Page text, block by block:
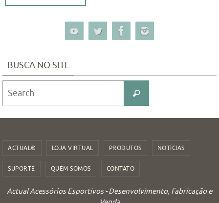
BUSCA NO SITE
Search
ACTUAL® LOJA VIRTUAL PRODUTOS NOTÍCIAS
SUPORTE QUEM SOMOS CONTATO
Actual Acessórios Esportivos - Desenvolvimento, Fabricação e